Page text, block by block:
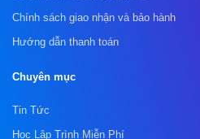
Chính sách giao nhận và bảo hành
Hướng dẫn thanh toán
Chuyên mục
Tin Tức
Học Lập Trình Miễn Phí